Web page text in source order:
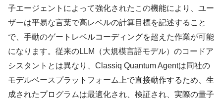
子エージェントによって強化されたこの機能により、ユー
ザーは平易な言葉で高レベルの計算目標を記述すること
で、手動のゲートレベルコーディングを超えた作業が可能
になります。従来のLLM（大規模言語モデル）のコードア
シスタントとは異なり、Classiq Quantum Agentは同社の
モデルベースプラットフォーム上で直接動作するため、生
成されたプログラムは最適化され、検証され、実際の量子